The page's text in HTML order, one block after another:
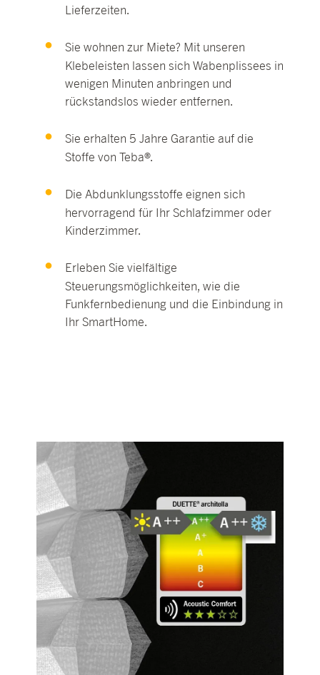
Lieferzeiten.
Sie wohnen zur Miete? Mit unseren
Klebeleisten lassen sich Wabenplissees in
wenigen Minuten anbringen und
rückstandslos wieder entfernen.
Sie erhalten 5 Jahre Garantie auf die
Stoffe von Teba®.
Die Abdunklungsstoffe eignen sich
hervorragend für Ihr Schlafzimmer oder
Kinderzimmer.
Erleben Sie vielfältige
Steuerungsmöglichkeiten, wie die
Funkfern­bedienung und die Einbindung in
Ihr SmartHome.